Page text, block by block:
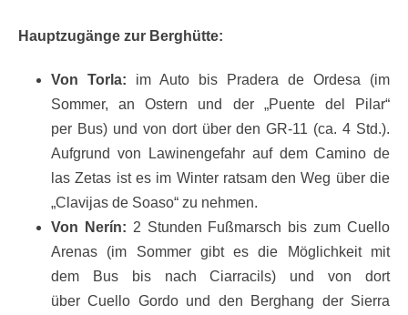
Hauptzugänge zur Berghütte:
Von Torla: im Auto bis Pradera de Ordesa (im
Sommer, an Ostern und der „Puente del Pilar“
per Bus) und von dort über den GR-11 (ca. 4 Std.).
Aufgrund von Lawinengefahr auf dem Camino de
las Zetas ist es im Winter ratsam den Weg über die
„Clavijas de Soaso“ zu nehmen.
Von Nerín: 2 Stunden Fußmarsch bis zum Cuello
Arenas (im Sommer gibt es die Möglichkeit mit
dem Bus bis nach Ciarracils) und von dort
über Cuello Gordo und den Berghang der Sierra